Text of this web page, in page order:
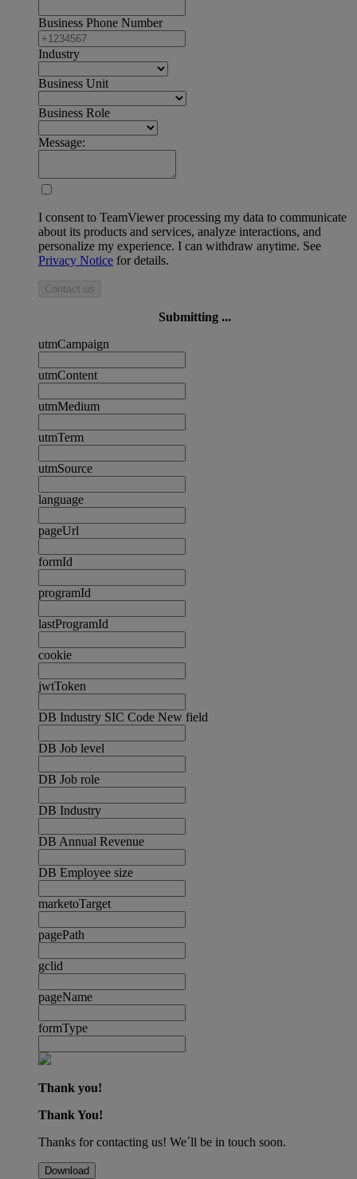
Business Phone Number
Industry
Business Unit
Business Role
Message:
I consent to TeamViewer processing my data to communicate
about its products and services, analyze interactions, and
personalize my experience. I can withdraw anytime. See
Privacy Notice for details.
Contact us
Submitting ...
utmCampaign
utmContent
utmMedium
utmTerm
utmSource
language
pageUrl
formId
programId
lastProgramId
cookie
jwtToken
DB Industry SIC Code New field
DB Job level
DB Job role
DB Industry
DB Annual Revenue
DB Employee size
marketoTarget
pagePath
gclid
pageName
formType
Thank you!
Thank You!
Thanks for contacting us! We´ll be in touch soon.
Download